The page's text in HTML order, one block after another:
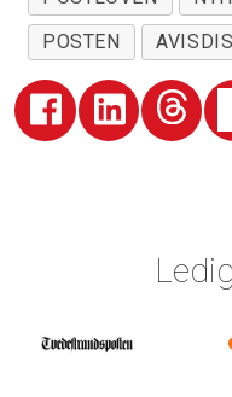
POSTEN